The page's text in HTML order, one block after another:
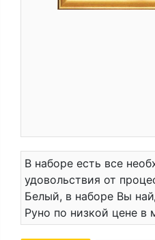
В наборе есть все
удовольствия от
Белый, в наборе Вы
Руно по низкой цене в